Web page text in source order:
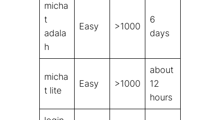
micha
t
adala
h
Easy >1000
6
days
micha
t lite
Easy >1000
about
12
hours